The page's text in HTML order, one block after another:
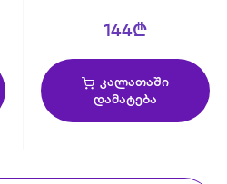
144₾
კალათაში
დამატება